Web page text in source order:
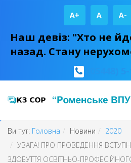
A+ А A-
Наш девіз: "Хто не
назад. Стану
Ви тут: Головна Новини
2020
УВАГА! ПРО ПРОВЕДЕННЯ
ЗДОБУТТЯ ОСВІТНЬО-